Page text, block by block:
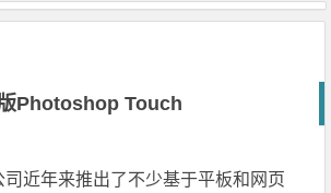
Photoshop Touch
近年来推出了不少基于平板和网页